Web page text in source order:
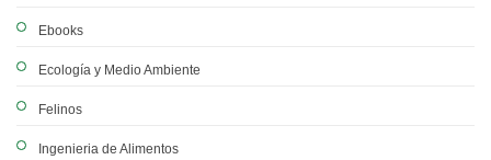
Ebooks
Ecología y Medio Ambiente
Felinos
Ingenieria de Alimentos